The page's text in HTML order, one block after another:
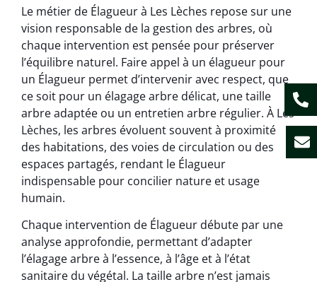
Le métier de Élagueur à Les Lèches repose sur une
vision responsable de la gestion des arbres, où
chaque intervention est pensée pour préserver
l’équilibre naturel. Faire appel à un élagueur pour
un Élagueur permet d’intervenir avec respect, que
ce soit pour un élagage arbre délicat, une taille
arbre adaptée ou un entretien arbre régulier. À Les
Lèches, les arbres évoluent souvent à proximité
des habitations, des voies de circulation ou des
espaces partagés, rendant le Élagueur
indispensable pour concilier nature et usage
humain.
Chaque intervention de Élagueur débute par une
analyse approfondie, permettant d’adapter
l’élagage arbre à l’essence, à l’âge et à l’état
sanitaire du végétal. La taille arbre n’est jamais